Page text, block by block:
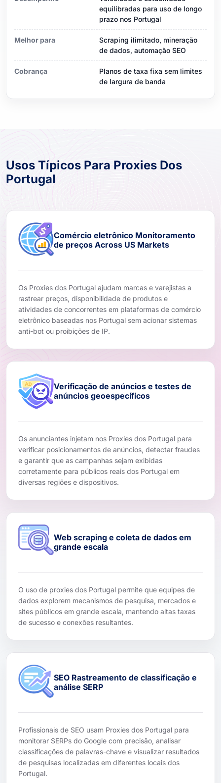
equilibradas para uso de longo
prazo nos Portugal
Melhor para
Scraping ilimitado, mineração
de dados, automação SEO
Cobrança
Planos de taxa fixa sem limites
de largura de banda
Usos Típicos Para Proxies Dos
Portugal
Comércio eletrônico Monitoramento
de preços Across US Markets
Os Proxies dos Portugal ajudam marcas e varejistas a
rastrear preços, disponibilidade de produtos e
atividades de concorrentes em plataformas de comércio
eletrônico baseadas nos Portugal sem acionar sistemas
anti-bot ou proibições de IP.
Verificação de anúncios e testes de
anúncios geoespecíficos
Os anunciantes injetam nos Proxies dos Portugal para
verificar posicionamentos de anúncios, detectar fraudes
e garantir que as campanhas sejam exibidas
corretamente para públicos reais dos Portugal em
diversas regiões e dispositivos.
Web scraping e coleta de dados em
grande escala
O uso de proxies dos Portugal permite que equipes de
dados explorem mecanismos de pesquisa, mercados e
sites públicos em grande escala, mantendo altas taxas
de sucesso e conexões resultantes.
SEO Rastreamento de classificação e
análise SERP
Profissionais de SEO usam Proxies dos Portugal para
monitorar SERPs do Google com precisão, analisar
classificações de palavras-chave e visualizar resultados
de pesquisas localizadas em diferentes locais dos
Portugal.